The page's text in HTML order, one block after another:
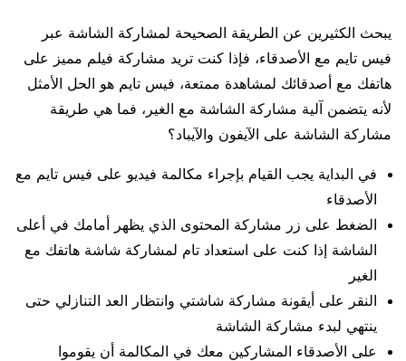
يبحث الكثيرين عن الطريقة الصحيحة لمشاركة الشاشة عبر
فيس تايم مع الأصدقاء، فإذا كنت تريد مشاركة فيلم مميز على
هاتفك مع أصدقائك لمشاهدة ممتعة، فيس تايم هو الحل الأمثل
لأنه يتضمن آلية مشاركة الشاشة مع الغير، فما هي طريقة
مشاركة الشاشة على الآيفون والآيباد؟
في البداية يجب القيام بإجراء مكالمة فيديو على فيس تايم مع
الأصدقاء
الضغط على زر مشاركة المحتوى الذي يظهر أمامك في أعلى
الشاشة إذا كنت على استعداد تام لمشاركة شاشة هاتفك مع
الغير
النقر على أيقونة مشاركة شاشتي وانتظار العد التنازلي حتى
ينتهي لبدء مشاركة الشاشة
على الأصدقاء المشاركين معك في المكالمة أن يقوموا